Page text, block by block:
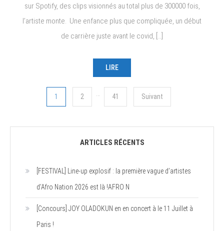
sur Spotify, des clips visionnés au total plus de 300000 fois,
l’artiste monte. Une enfance plus que compliquée, un début
de carrière juste avant le covid, […]
LIRE
Navigation
1 2 … 41 Suivant
ARTICLES RÉCENTS
[FESTIVAL] Line-up explosif : la première vague d’artistes
d’Afro Nation 2026 est là !AFRO N
[Concours] JOY OLADOKUN en en concert à le 11 Juillet à
Paris !